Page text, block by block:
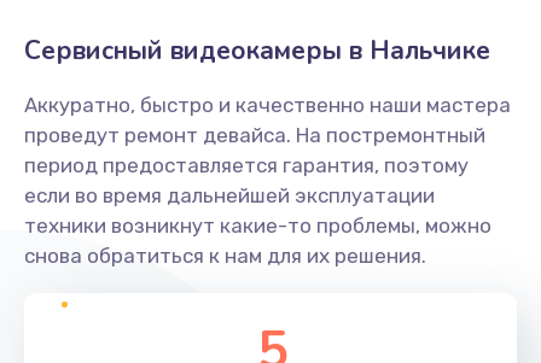
Сервисный видеокамеры в Нальчике
Аккуратно, быстро и качественно наши мастера
проведут ремонт девайса. На постремонтный
период предоставляется гарантия, поэтому
если во время дальнейшей эксплуатации
техники возникнут какие-то проблемы, можно
снова обратиться к нам для их решения.